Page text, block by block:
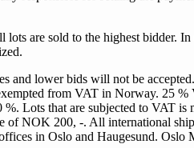
are sold to the highest bidder.
and lower bids will not be
from VAT in Norway. 25
Lots that are subjected to VAT
of NOK 200, -. All international
in Oslo and Haugesund.